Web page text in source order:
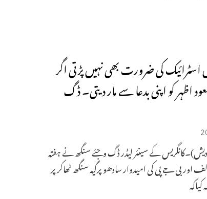
کی ضرورت بھی نہیں پڑتی اگر
اظہر کو اپنی بدعا سے مار دیتی۔ ڈگ
کے سینئر لیڈر ڈگ وجئے سنگھ نے ہفتہ
اور بی جے پی کی امیدوار سادھو پرگیہ سنگھ ٹھاکر پر